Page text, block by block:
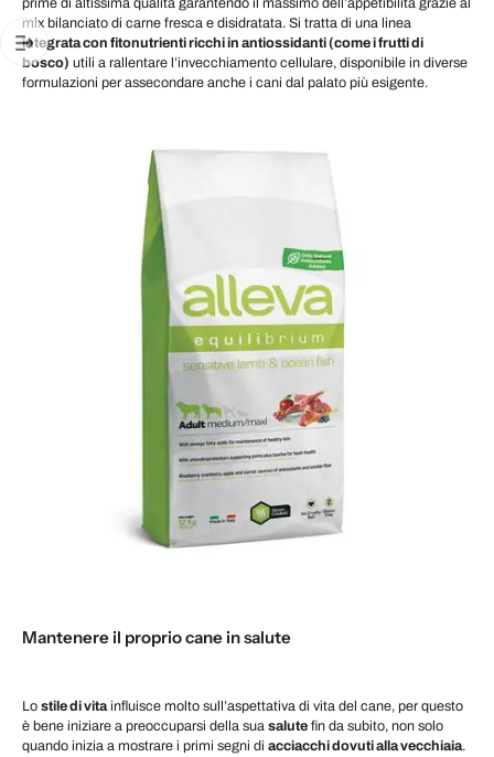
mix bilanciato di carne fresca e disidratata. Si tratta di una linea
integrata con fitonutrienti ricchi in antiossidanti (come i frutti di
bosco) utili a rallentare l’invecchiamento cellulare, disponibile in diverse
formulazioni per assecondare anche i cani dal palato più esigente.
Mantenere il proprio cane in salute
Lo stile di vitainfluisce molto sull’aspettativa di vita del cane, per questo
è bene iniziare a preoccuparsi della sua salute fin da subito, non solo
quando inizia a mostrare i primi segni di acciacchi dovuti alla vecchiaia.